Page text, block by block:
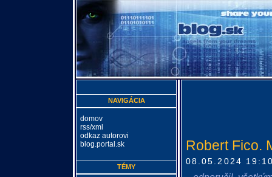
Robert Fico.
08.05.2024
NAVIGÁCIA
domov
rss/xml
odkaz autorovi
blog.portal.sk
TÉMY